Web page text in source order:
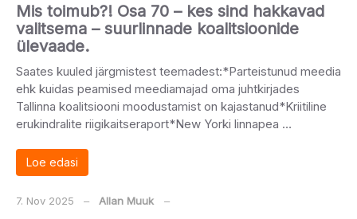
Mis toimub?! Osa 70 – kes sind hakkavad
valitsema – suurlinnade koalitsioonide
ülevaade.
Saates kuuled järgmistest teemadest:*Parteistunud meedia
ehk kuidas peamised meediamajad oma juhtkirjades
Tallinna koalitsiooni moodustamist on kajastanud*Kriitiline
erukindralite riigikaitseraport*New Yorki linnapea …
Loe edasi
7. Nov 2025 ‒ Allan Muuk ‒